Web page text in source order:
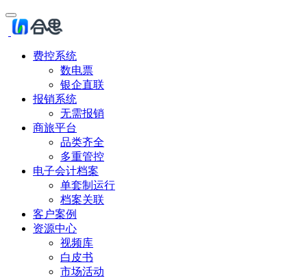
费控系统
数电票
银企直联
报销系统
无需报销
商旅平台
品类齐全
多重管控
电子会计档案
单套制运行
档案关联
客户案例
资源中心
视频库
白皮书
市场活动